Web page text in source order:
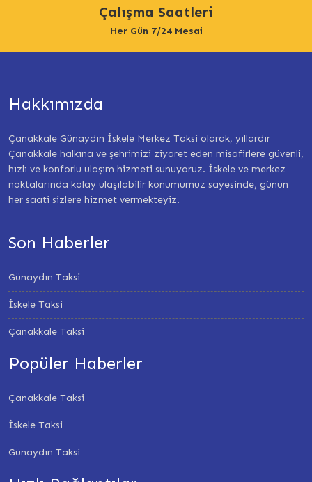
Çalışma Saatleri
Her Gün 7/24 Mesai
Hakkımızda
Çanakkale Günaydın İskele Merkez Taksi olarak, yıllardır
Çanakkale halkına ve şehrimizi ziyaret eden misafirlere güvenli,
hızlı ve konforlu ulaşım hizmeti sunuyoruz. İskele ve merkez
noktalarında kolay ulaşılabilir konumumuz sayesinde, günün
her saati sizlere hizmet vermekteyiz.
Son Haberler
Günaydın Taksi
İskele Taksi
Çanakkale Taksi
Popüler Haberler
Çanakkale Taksi
İskele Taksi
Günaydın Taksi